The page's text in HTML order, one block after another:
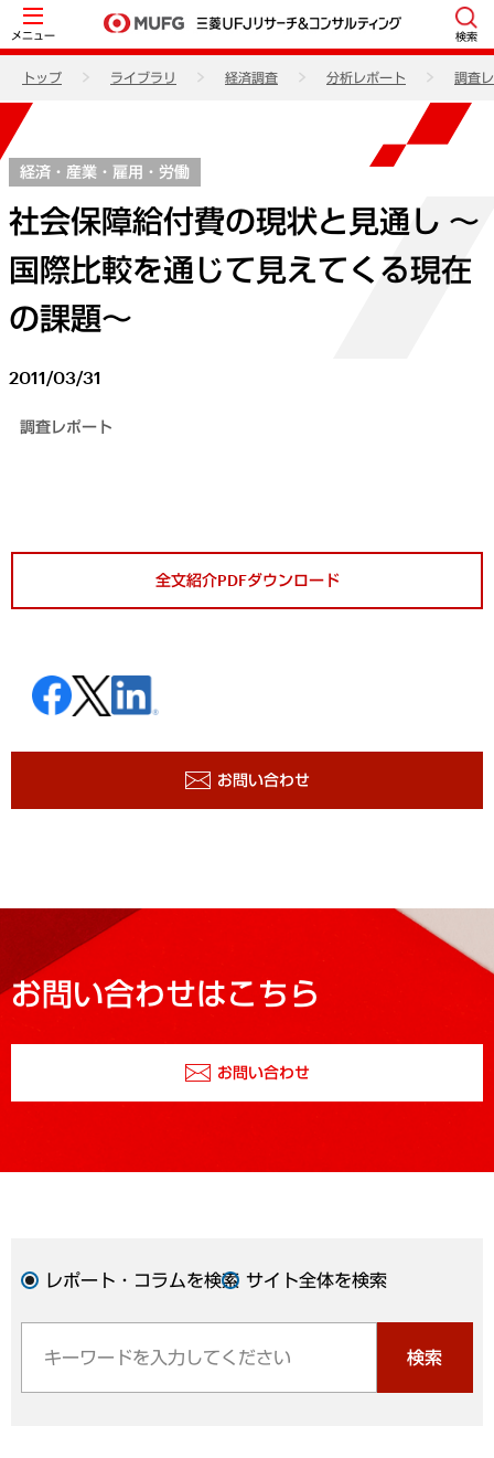
メニュー 検索
トップ ライブラリ 経済調査 分析レポート 調査
経済・産業・雇用・労働
社会保障給付費の現状と見通し ～
国際比較を通じて見えてくる現在
の課題～
2011/03/31
調査レポート
全文紹介PDFダウンロード
お問い合わせ
お問い合わせはこちら
お問い合わせ
レポート・コラムを検索 サイト全体を検索
検索